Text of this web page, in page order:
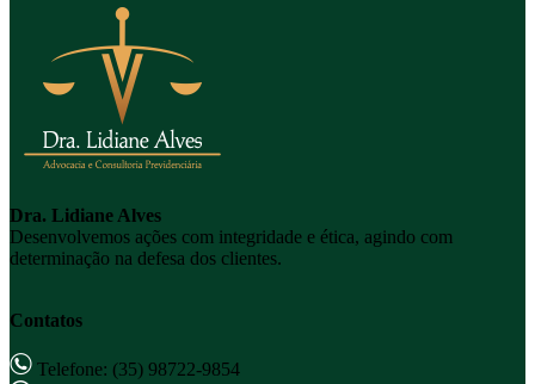
Dra. Lidiane Alves
Desenvolvemos ações com integridade e ética, agindo com
determinação na defesa dos clientes.
Contatos
Telefone: (35) 98722-9854